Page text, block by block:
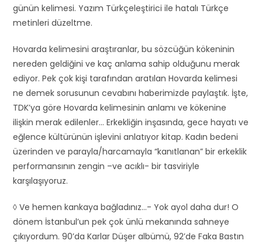
günün kelimesi. Yazım Türkçeleştirici ile hatalı Türkçe
metinleri düzeltme.
Hovarda kelimesini araştıranlar, bu sözcüğün kökeninin
nereden geldiğini ve kaç anlama sahip olduğunu merak
ediyor. Pek çok kişi tarafından aratılan Hovarda kelimesi
ne demek sorusunun cevabını haberimizde paylaştık. İşte,
TDK’ya göre Hovarda kelimesinin anlamı ve kökenine
ilişkin merak edilenler… Erkekliğin inşasında, gece hayatı ve
eğlence kültürünün işlevini anlatıyor kitap. Kadın bedeni
üzerinden ve parayla/harcamayla “kanıtlanan” bir erkeklik
performansının zengin –ve acıklı- bir tasviriyle
karşılaşıyoruz.
◊ Ve hemen kankaya bağladınız…- Yok ayol daha dur! O
dönem İstanbul’un pek çok ünlü mekanında sahneye
çıkıyordum. 90’da Karlar Düşer albümü, 92’de Faka Bastın